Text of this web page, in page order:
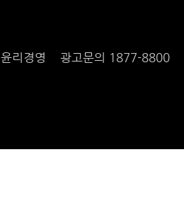
윤리경영 광고문의 1877-8800